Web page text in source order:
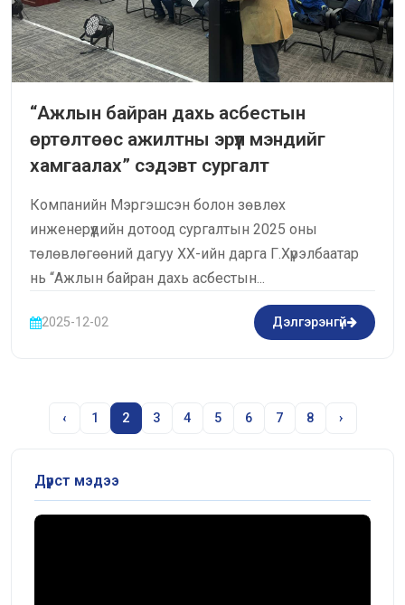
“Ажлын байран дахь асбестын
өртөлтөөс ажилтны эрүүл мэндийг
хамгаалах” сэдэвт сургалт
Компанийн Мэргэшсэн болон зөвлөх
инженерүүдийн дотоод сургалтын 2025 оны
төлөвлөгөөний дагуу ХХ-ийн дарга Г.Хүрэлбаатар
нь “Ажлын байран дахь асбестын...
2025-12-02 Дэлгэрэнгүй
‹ 1 2 3 4 5 6 7 8 ›
Дүрст мэдээ